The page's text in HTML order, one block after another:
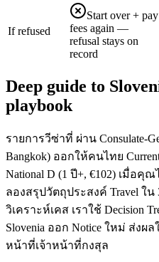
If refused
Start over + pay
fees again —
refusal stays on
record
Deep guide to
playbook
รายการวีซ่าที่ ผ่าน Consulate-
Bangkok) ออกให้คนไทย
National D (1 ปี+, €102) เมื่อ
ลองสรุปวัตถุประสงค์ Travel ใ
วิเคราะห์เคส เราใช้ Decision
Slovenia ออก Notice ใหม่ ส่งผ
หน้าที่เจ้าหน้าที่กงสุล